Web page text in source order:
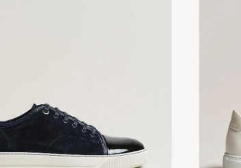
går seg til, utvider seg, og blir bedre og
ANJA H KØBTE PÅ CAREOFCARL.NO